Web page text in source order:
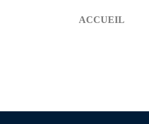
ACCUEIL